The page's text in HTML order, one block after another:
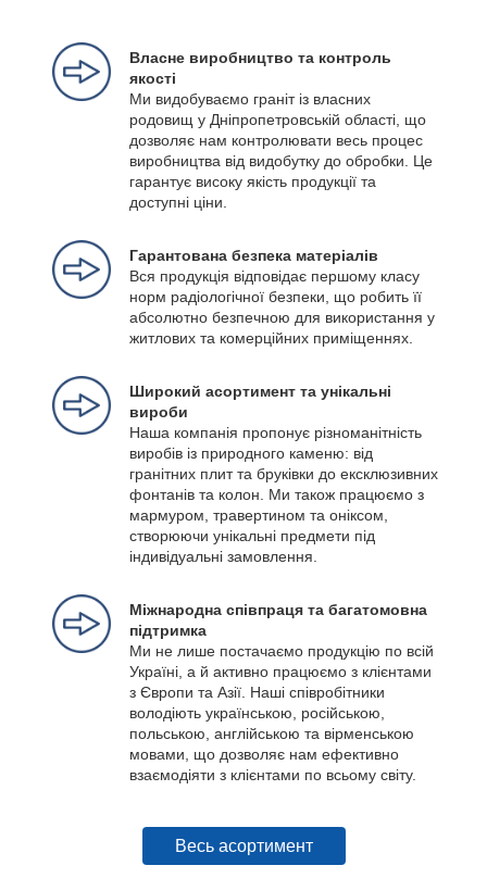
Власне виробництво та контроль
якості
Ми видобуваємо граніт із власних
родовищ у Дніпропетровській області, що
дозволяє нам контролювати весь процес
виробництва від видобутку до обробки. Це
гарантує високу якість продукції та
доступні ціни.
Гарантована безпека матеріалів
Вся продукція відповідає першому класу
норм радіологічної безпеки, що робить її
абсолютно безпечною для використання у
житлових та комерційних приміщеннях.
Широкий асортимент та унікальні
вироби
Наша компанія пропонує різноманітність
виробів із природного каменю: від
гранітних плит та бруківки до ексклюзивних
фонтанів та колон. Ми також працюємо з
мармуром, травертином та оніксом,
створюючи унікальні предмети під
індивідуальні замовлення.
Міжнародна співпраця та багатомовна
підтримка
Ми не лише постачаємо продукцію по всій
Україні, а й активно працюємо з клієнтами
з Європи та Азії. Наші співробітники
володіють українською, російською,
польською, англійською та вірменською
мовами, що дозволяє нам ефективно
взаємодіяти з клієнтами по всьому світу.
Весь асортимент